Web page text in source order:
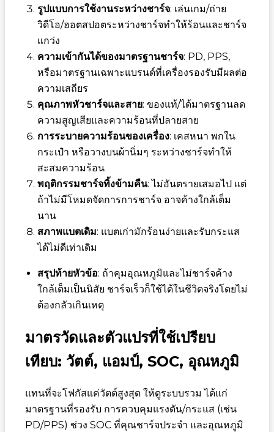
รูปแบบการใช้งานระหว่างชาร์จ: เล่นเกม/ถ่าย
วิดีโอ/ฮอตสปอตระหว่างชาร์จทำให้ร้อนและชาร์จ
แกว่ง
ความเข้ากันได้ของมาตรฐานชาร์จ: PD, PPS,
หรือมาตรฐานเฉพาะแบรนด์ที่เครื่องรองรับมีผลต่อ
ความเสถียร
คุณภาพหัวชาร์จและสาย: ของแท้/ได้มาตรฐานลด
ความสูญเสียและความร้อนที่ปลายสาย
การระบายความร้อนของเครื่อง: เคสหนา พกใน
กระเป๋า หรือวางบนผ้านิ่มๆ ระหว่างชาร์จทำให้
สะสมความร้อน
พฤติกรรมชาร์จทิ้งข้ามคืน: ไม่อันตรายเสมอไป แต่
ถ้าไม่มีโหมดจัดการการชาร์จ อาจค้างใกล้เต็ม
นาน
สภาพแบตเดิม: แบตเก่ามักร้อนง่ายและรับกระแส
ได้ไม่ดีเท่าเดิม
สรุปท้ายหัวข้อ: ถ้าคุมอุณหภูมิและไม่ชาร์จค้าง
ใกล้เต็มเป็นนิสัย ชาร์จเร็วก็ใช้ได้ในชีวิตจริงโดยไม่
ต้องกลัวเกินเหตุ
มาตรวัดและตัวแปรที่ใช้เปรียบ
เทียบ: วัตต์, แอมป์, SOC, อุณหภูมิ
แทนที่จะโฟกัสแค่วัตต์สูงสุด ให้ดูระบบรวม ได้แก่
มาตรฐานที่รองรับ การควบคุมแรงดัน/กระแส (เช่น
PD/PPS) ช่วง SOC ที่คุณชาร์จประจำ และอุณหภูมิ